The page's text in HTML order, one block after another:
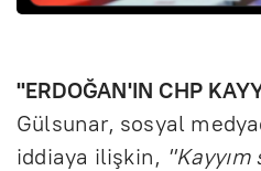
"ERDOĞAN'IN CHP
Gülsunar, sosyal
iddiaya ilişkin,